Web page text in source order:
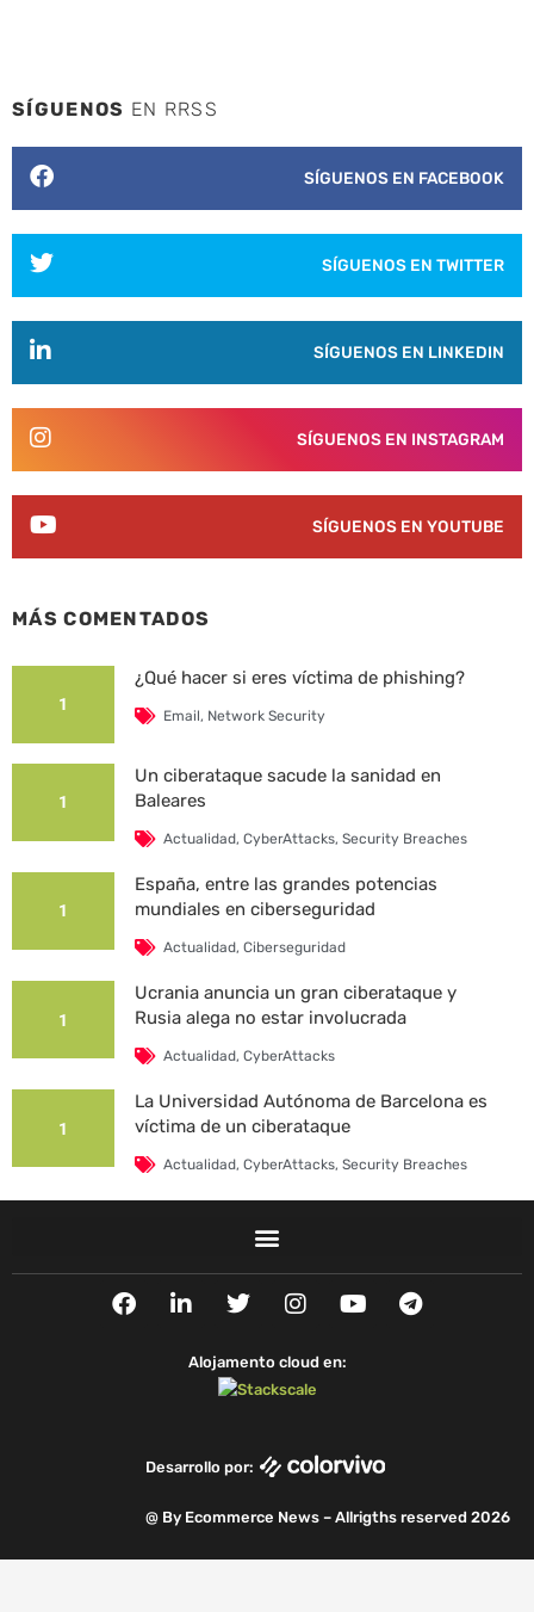
SÍGUENOS EN RRSS
SÍGUENOS EN FACEBOOK
SÍGUENOS EN TWITTER
SÍGUENOS EN LINKEDIN
SÍGUENOS EN INSTAGRAM
SÍGUENOS EN YOUTUBE
MÁS COMENTADOS
1
¿Qué hacer si eres víctima de phishing?
Email, Network Security
1
Un ciberataque sacude la sanidad en
Baleares
Actualidad, CyberAttacks, Security Breaches
1
España, entre las grandes potencias
mundiales en ciberseguridad
Actualidad, Ciberseguridad
1
Ucrania anuncia un gran ciberataque y
Rusia alega no estar involucrada
Actualidad, CyberAttacks
1
La Universidad Autónoma de Barcelona es
víctima de un ciberataque
Actualidad, CyberAttacks, Security Breaches
F
a
L
i
k
T
w
t
t
e
I
n
t
a
g
m
Y
o
T
e
Alojamento cloud en:
Desarrollo por:
@ By Ecommerce News – Allrigths reserved 2026